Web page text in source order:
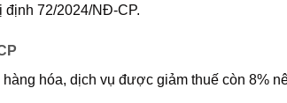
định 72/2024/NĐ-CP.
hóa, dịch vụ được giảm thuế còn 8%